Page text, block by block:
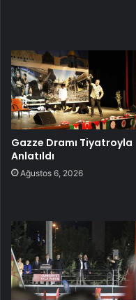
Gazze Dramı Tiyatroyla
Anlatıldı
Ağustos 6, 2026